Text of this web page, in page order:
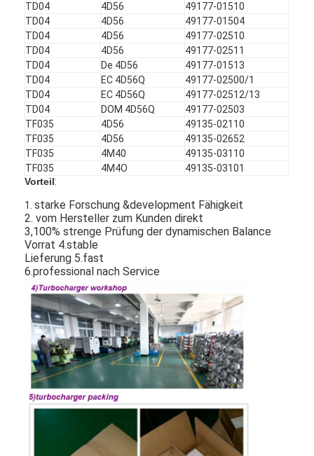
TD04
4D56
49177-01510
TD04
4D56
49177-01504
TD04
4D56
49177-02510
TD04
4D56
49177-02511
TD04
De 4D56
49177-01513
TD04
EC 4D56Q
49177-02500/1
TD04
EC 4D56Q
49177-02512/13
TD04
DOM 4D56Q
49177-02503
TF035
4D56
49135-02110
TF035
4D56
49135-02652
TF035
4M40
49135-03110
TF035
4M4O
49135-03101
Vorteil:
1.starke Forschung &development Fähigkeit
2. vom Hersteller zum Kunden direkt
3,100% strenge Prüfung der dynamischen Balance
Vorrat 4.stable
Lieferung 5.fast
6.professional nach Service